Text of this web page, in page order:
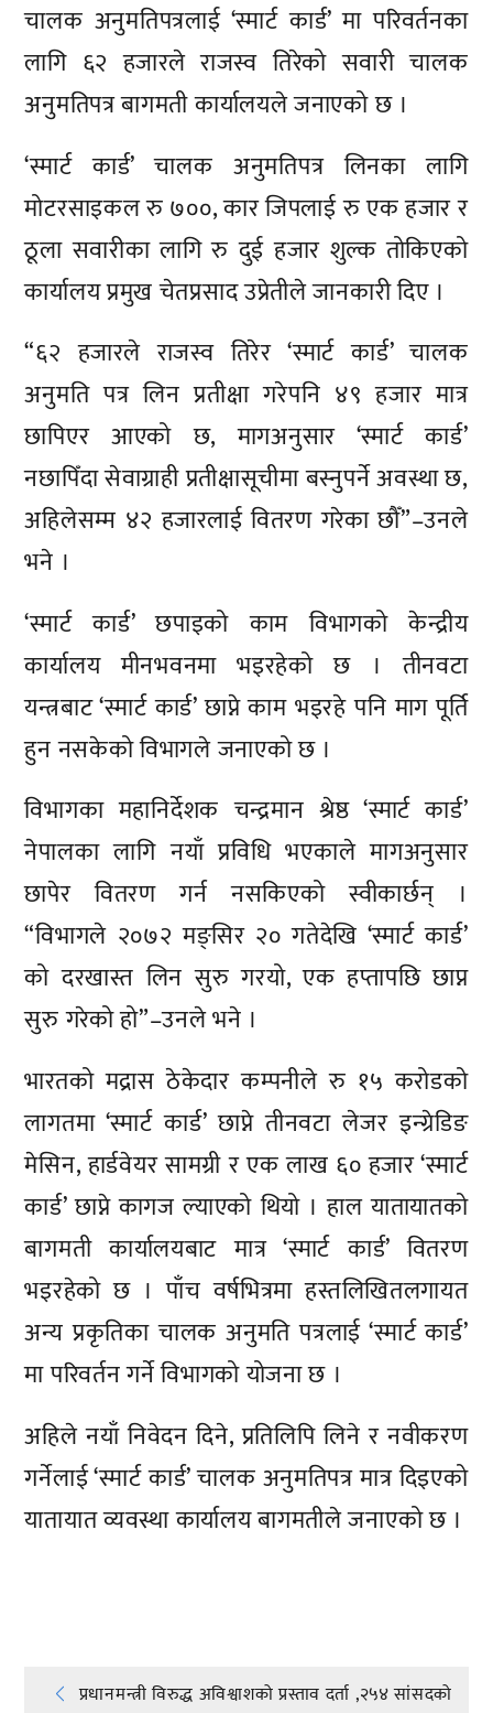
चालक अनुमतिपत्रलाई ‘स्मार्ट कार्ड’ मा परिवर्तनका
लागि ६२ हजारले राजस्व तिरेको सवारी चालक
अनुमतिपत्र बागमती कार्यालयले जनाएको छ ।
‘स्मार्ट कार्ड’ चालक अनुमतिपत्र लिनका लागि
मोटरसाइकल रु ७००, कार जिपलाई रु एक हजार र
ठूला सवारीका लागि रु दुई हजार शुल्क तोकिएको
कार्यालय प्रमुख चेतप्रसाद उप्रेतीले जानकारी दिए ।
“६२ हजारले राजस्व तिरेर ‘स्मार्ट कार्ड’ चालक
अनुमति पत्र लिन प्रतीक्षा गरेपनि ४९ हजार मात्र
छापिएर आएको छ, मागअनुसार ‘स्मार्ट कार्ड’
नछापिँदा सेवाग्राही प्रतीक्षासूचीमा बस्नुपर्ने अवस्था छ,
अहिलेसम्म ४२ हजारलाई वितरण गरेका छौँ”–उनले
भने ।
‘स्मार्ट कार्ड’ छपाइको काम विभागको केन्द्रीय
कार्यालय मीनभवनमा भइरहेको छ । तीनवटा
यन्त्रबाट ‘स्मार्ट कार्ड’ छाप्ने काम भइरहे पनि माग पूर्ति
हुन नसकेको विभागले जनाएको छ ।
विभागका महानिर्देशक चन्द्रमान श्रेष्ठ ‘स्मार्ट कार्ड’
नेपालका लागि नयाँ प्रविधि भएकाले मागअनुसार
छापेर वितरण गर्न नसकिएको स्वीकार्छन् ।
“विभागले २०७२ मङ्सिर २० गतेदेखि ‘स्मार्ट कार्ड’
को दरखास्त लिन सुरु गरयो, एक हप्तापछि छाप्न
सुरु गरेको हो”–उनले भने ।
भारतको मद्रास ठेकेदार कम्पनीले रु १५ करोडको
लागतमा ‘स्मार्ट कार्ड’ छाप्ने तीनवटा लेजर इन्ग्रेडिङ
मेसिन, हार्डवेयर सामग्री र एक लाख ६० हजार ‘स्मार्ट
कार्ड’ छाप्ने कागज ल्याएको थियो । हाल यातायातको
बागमती कार्यालयबाट मात्र ‘स्मार्ट कार्ड’ वितरण
भइरहेको छ । पाँच वर्षभित्रमा हस्तलिखितलगायत
अन्य प्रकृतिका चालक अनुमति पत्रलाई ‘स्मार्ट कार्ड’
मा परिवर्तन गर्ने विभागको योजना छ ।
अहिले नयाँ निवेदन दिने, प्रतिलिपि लिने र नवीकरण
गर्नेलाई ‘स्मार्ट कार्ड’ चालक अनुमतिपत्र मात्र दिइएको
यातायात व्यवस्था कार्यालय बागमतीले जनाएको छ ।
प्रधानमन्त्री विरुद्ध अविश्वाशको प्रस्ताव दर्ता ,२५४ सांसदको